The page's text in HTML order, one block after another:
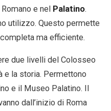
e nel Palatino.
utilizzo. Questo permette
ma efficiente.
due livelli del Colosseo
e la storia. Permettono
e il Museo Palatino. Il
dall’inizio di Roma